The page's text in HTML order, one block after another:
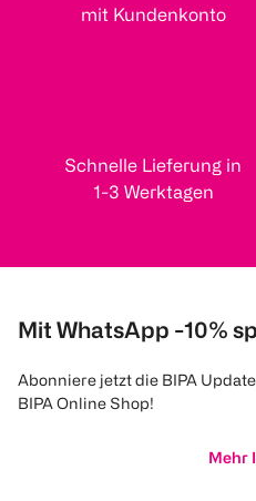
mit Kundenkonto
Schnelle Lieferung in
1-3 Werktagen
Mit WhatsApp -10%
Abonniere jetzt die BIPA
BIPA Online Shop!
Mehr